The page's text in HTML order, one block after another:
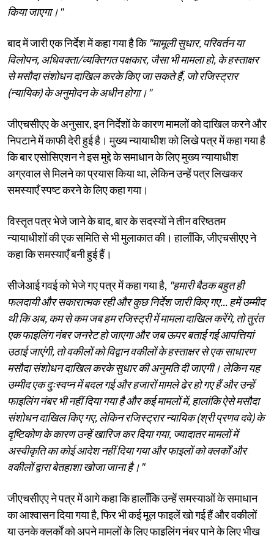
किया जाएगा।"
बाद में जारी एक निर्देश में कहा गया है कि "मामूली सुधार, परिवर्तन या
विलोपन, अधिवक्ता/व्यक्तिगत पक्षकार, जैसा भी मामला हो, के हस्ताक्षर
से मसौदा संशोधन दाखिल करके किए जा सकते हैं, जो रजिस्ट्रार
(न्यायिक) के अनुमोदन के अधीन होगा।"
जीएचसीएए के अनुसार, इन निर्देशों के कारण मामलों को दाखिल करने और
निपटाने में काफी देरी हुई है। मुख्य न्यायाधीश को लिखे पत्र में कहा गया है
कि बार एसोसिएशन ने इस मुद्दे के समाधान के लिए मुख्य न्यायाधीश
अग्रवाल से मिलने का प्रयास किया था, लेकिन उन्हें पत्र लिखकर
समस्याएँ स्पष्ट करने के लिए कहा गया।
विस्तृत पत्र भेजे जाने के बाद, बार के सदस्यों ने तीन वरिष्ठतम
न्यायाधीशों की एक समिति से भी मुलाकात की। हालाँकि, जीएचसीएए ने
कहा कि समस्याएँ बनी हुई हैं।
सीजेआई गवई को भेजे गए पत्र में कहा गया है, "हमारी बैठक बहुत ही
फलदायी और सकारात्मक रही और कुछ निर्देश जारी किए गए... हमें उम्मीद
थी कि अब, कम से कम जब हम रजिस्ट्री में मामला दाखिल करेंगे, तो तुरंत
एक फाइलिंग नंबर जनरेट हो जाएगा और जब ऊपर बताई गई आपत्तियां
उठाई जाएंगी, तो वकीलों को विद्वान वकीलों के हस्ताक्षर से एक साधारण
मसौदा संशोधन दाखिल करके सुधार की अनुमति दी जाएगी। लेकिन यह
उम्मीद एक दुःस्वप्न में बदल गई और हजारों मामले ढेर हो गए हैं और उन्हें
फाइलिंग नंबर भी नहीं दिया गया है और कई मामलों में, हालांकि ऐसे मसौदा
संशोधन दाखिल किए गए, लेकिन रजिस्ट्रार न्यायिक (श्री प्रणव दवे) के
दृष्टिकोण के कारण उन्हें खारिज कर दिया गया, ज्यादातर मामलों में
अस्वीकृति का कोई आदेश नहीं दिया गया और फाइलों को क्लर्कों और
वकीलों द्वारा बेतहाशा खोजा जाना है।"
जीएचसीएए ने पत्र में आगे कहा कि हालाँकि उन्हें समस्याओं के समाधान
का आश्वासन दिया गया है, फिर भी कई मूल फाइलें खो गई हैं और वकीलों
या उनके क्लर्कों को अपने मामलों के लिए फाइलिंग नंबर पाने के लिए भीख